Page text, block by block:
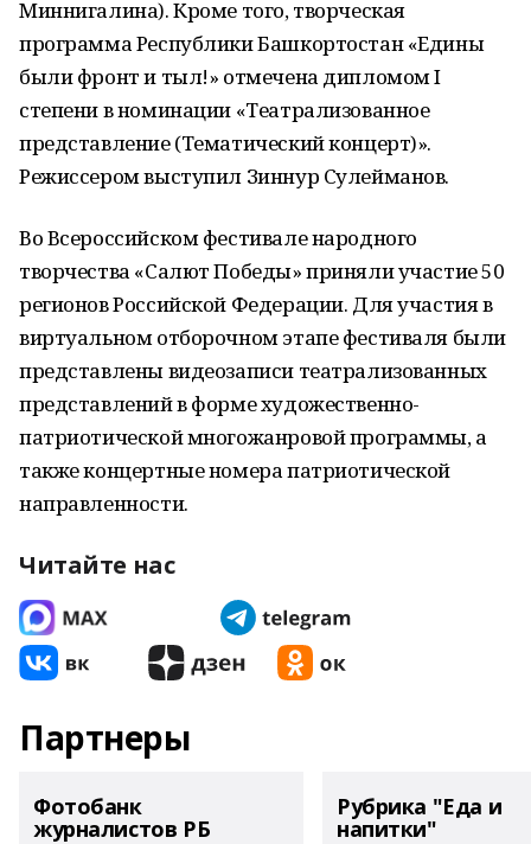
Миннигалина). Кроме того, творческая
программа Республики Башкортостан «Едины
были фронт и тыл!» отмечена дипломом I
степени в номинации «Театрализованное
представление (Тематический концерт)».
Режиссером выступил Зиннур Сулейманов.
Во Всероссийском фестивале народного
творчества «Салют Победы» приняли участие 50
регионов Российской Федерации. Для участия в
виртуальном отборочном этапе фестиваля были
представлены видеозаписи театрализованных
представлений в форме художественно-
патриотической многожанровой программы, а
также концертные номера патриотической
направленности.
Читайте нас
Партнеры
Фотобанк
журналистов РБ
Рубрика "Еда и
напитки"